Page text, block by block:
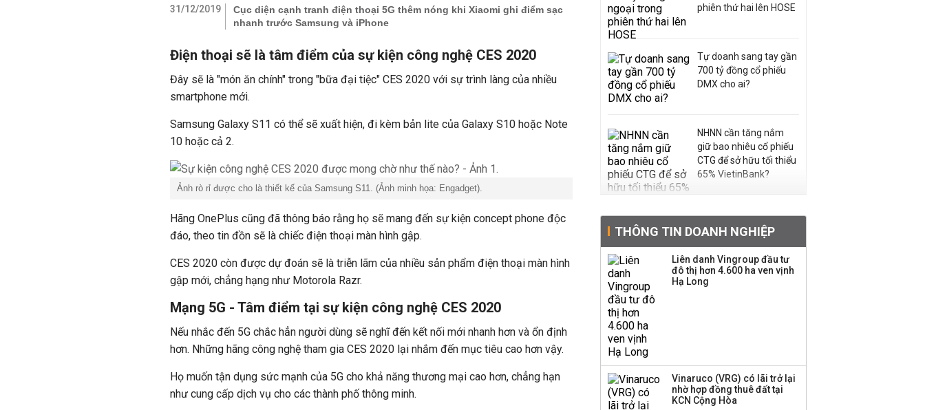
31/12/2019
Cục diện cạnh tranh điện thoại 5G thêm nóng khi Xiaomi ghi điểm sạc
nhanh trước Samsung và iPhone
Điện thoại sẽ là tâm điểm của sự kiện công nghệ CES 2020
Đây sẽ là "món ăn chính" trong "bữa đại tiệc" CES 2020 với sự trình làng của nhiều
smartphone mới.
Samsung Galaxy S11 có thể sẽ xuất hiện, đi kèm bản lite của Galaxy S10 hoặc Note
10 hoặc cả 2.
Ảnh rò rỉ được cho là thiết kế của Samsung S11. (Ảnh minh họa: Engadget).
Hãng OnePlus cũng đã thông báo rằng họ sẽ mang đến sự kiện concept phone độc
đáo, theo tin đồn sẽ là chiếc điện thoại màn hình gập.
CES 2020 còn được dự đoán sẽ là triễn lãm của nhiều sản phẩm điện thoại màn hình
gập mới, chẳng hạng như Motorola Razr.
Mạng 5G - Tâm điểm tại sự kiện công nghệ CES 2020
Nếu nhắc đến 5G chắc hẳn người dùng sẽ nghĩ đến kết nối mới nhanh hơn và ổn định
hơn. Những hãng công nghệ tham gia CES 2020 lại nhắm đến mục tiêu cao hơn vậy.
Họ muốn tận dụng sức mạnh của 5G cho khả năng thương mại cao hơn, chẳng hạn
như cung cấp dịch vụ cho các thành phố thông minh.
phiên thứ hai lên HOSE
Tự doanh sang tay gần
700 tỷ đồng cổ phiếu
DMX cho ai?
NHNN cần tăng nắm
giữ bao nhiêu cổ phiếu
CTG để sở hữu tối thiểu
65% VietinBank?
62.000 tỷ đồng tiền
mặt, ngang ngửa MWG
Chuyên gia Phạm Xuân
Đề xuất miễn 30% thuế
thu nhập cho hộ kinh
doanh, doanh nghiệp
THÔNG TIN DOANH NGHIỆP
Liên danh Vingroup đầu tư
đô thị hơn 4.600 ha ven vịnh
Hạ Long
Vinaruco (VRG) có lãi trở lại
nhờ hợp đồng thuê đất tại
KCN Cộng Hòa